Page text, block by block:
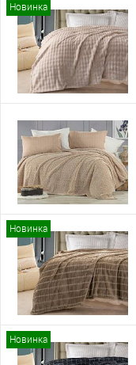
Новинка
Новинка
Новинка